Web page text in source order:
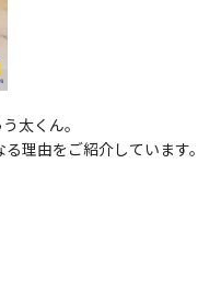
太くん。
理由をご紹介しています。